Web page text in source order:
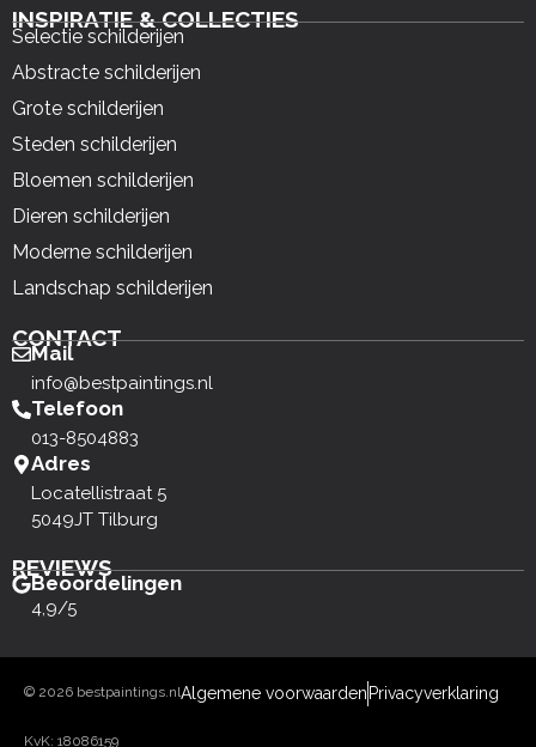
INSPIRATIE & COLLECTIES
Selectie schilderijen
Abstracte schilderijen
Grote schilderijen
Steden schilderijen
Bloemen schilderijen
Dieren schilderijen
Moderne schilderijen
Landschap schilderijen
CONTACT
Mail
info@bestpaintings.nl
Telefoon
013-8504883
Adres
Locatellistraat 5
5049JT Tilburg
REVIEWS
Beoordelingen
4,9/5
© 2026 bestpaintings.nlAlgemene voorwaarden Privacyverklaring
KvK: 18086159